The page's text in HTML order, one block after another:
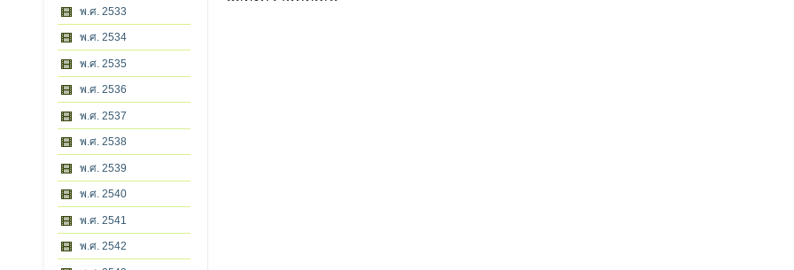
พ.ศ. 2533
พ.ศ. 2534
พ.ศ. 2535
พ.ศ. 2536
พ.ศ. 2537
พ.ศ. 2538
พ.ศ. 2539
พ.ศ. 2540
พ.ศ. 2541
พ.ศ. 2542